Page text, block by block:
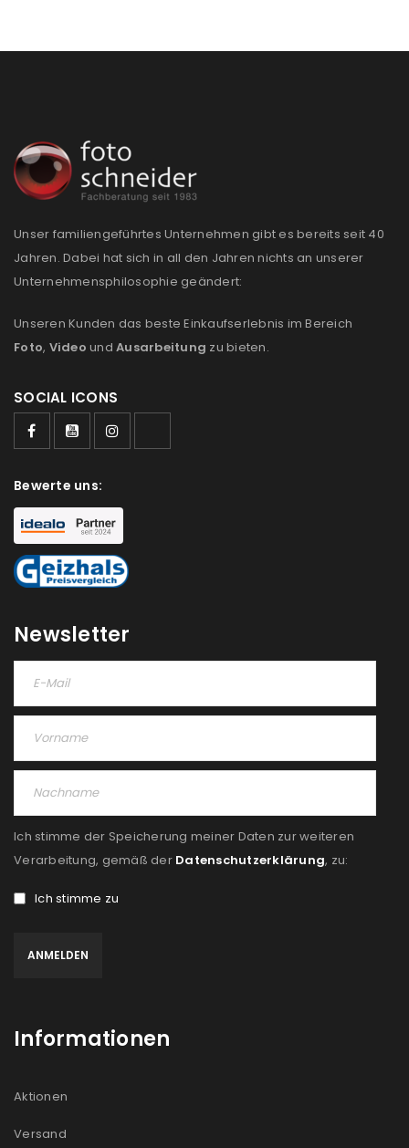
Unser familiengeführtes Unternehmen gibt es bereits seit 40
Jahren. Dabei hat sich in all den Jahren nichts an unserer
Unternehmensphilosophie geändert:
Unseren Kunden das beste Einkaufserlebnis im Bereich
Foto, Video und Ausarbeitung zu bieten.
SOCIAL ICONS
Bewerte uns:
Newsletter
Ich stimme der Speicherung meiner Daten zur weiteren
Verarbeitung, gemäß der Datenschutzerklärung, zu:
Ich stimme zu
Informationen
Aktionen
Versand